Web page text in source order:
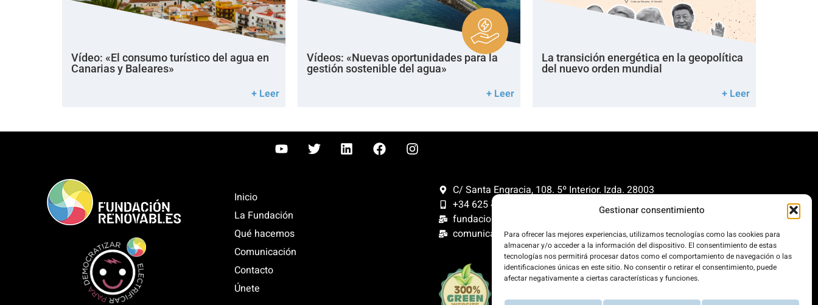
Gestionar consentimiento
Para ofrecer las mejores experiencias, utilizamos tecnologías como las cookies para
almacenar y/o acceder a la información del dispositivo. El consentimiento de estas
tecnologías nos permitirá procesar datos como el comportamiento de navegación o las
identificaciones únicas en este sitio. No consentir o retirar el consentimiento, puede
afectar negativamente a ciertas características y funciones.
Vídeo: «El consumo turístico del agua en
Canarias y Baleares»
+ Leer
Vídeos: «Nuevas oportunidades para la
gestión sostenible del agua»
+ Leer
La transición energética en la geopolítica
del nuevo orden mundial
+ Leer
Inicio
La Fundación
Qué hacemos
Comunicación
Contacto
Únete
C/ Santa Engracia, 108. 5º Interior. Izda. 28003
+34 625 47 42 11
fundacion@fundacionrenovables.org
comunicacion@fundacionrenovables.org
Compensamos la huella de carbono en un
300%. Web 100% impulsada por energías
renovables.